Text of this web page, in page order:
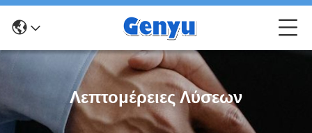
Λεπτομέρειες Λύσεων